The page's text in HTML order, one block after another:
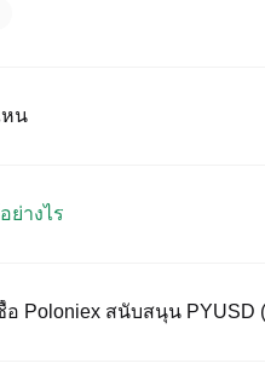
หน
งมือการซื้อขายที่หลากหลายเพื่อ
รวมทั้ง PYUSD, และให้ค่าธรรมเ
สมบูรณ์
ฟียตและคริปโทเคอร์เรนซี
ย่างไร
ย Poloniex สนับสนุน PYUSD